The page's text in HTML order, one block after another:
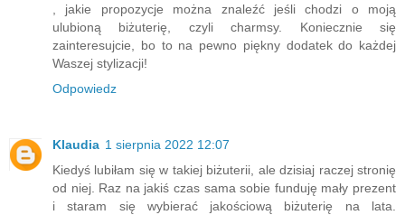
, jakie propozycje można znaleźć jeśli chodzi o moją
ulubioną biżuterię, czyli charmsy. Koniecznie się
zainteresujcie, bo to na pewno piękny dodatek do każdej
Waszej stylizacji!
Odpowiedz
Klaudia 1 sierpnia 2022 12:07
Kiedyś lubiłam się w takiej biżuterii, ale dzisiaj raczej stronię
od niej. Raz na jakiś czas sama sobie funduję mały prezent
i staram się wybierać jakościową biżuterię na lata.